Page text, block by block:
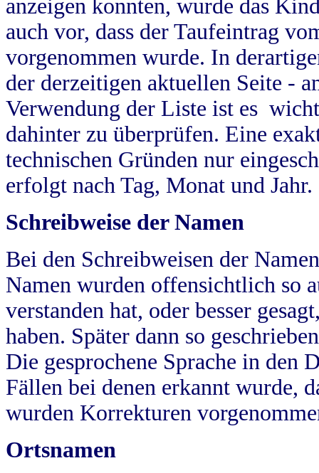
anzeigen konnten, wurde das
auch vor, dass der Taufeintrag
vorgenommen wurde. In
der derzeitigen aktuellen Seite -
Verwendung der Liste ist es
dahinter zu überprüfen. Eine
technischen Gründen nur
erfolgt nach Tag, Monat und Jahr.
Schreibweise der Namen
Bei den Schreibweisen der
Namen wurden offensichtlich so
verstanden hat, oder besser
haben. Später dann so
Die gesprochene Sprache in
Fällen bei denen erkannt wurde,
wurden Korrekturen
Ortsnamen